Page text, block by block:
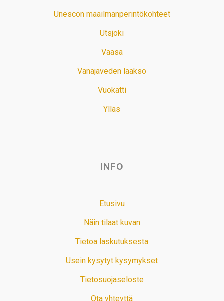
Unescon maailmanperintökohteet
Utsjoki
Vaasa
Vanajaveden laakso
Vuokatti
Ylläs
INFO
Etusivu
Näin tilaat kuvan
Tietoa laskutuksesta
Usein kysytyt kysymykset
Tietosuojaseloste
Ota yhteyttä